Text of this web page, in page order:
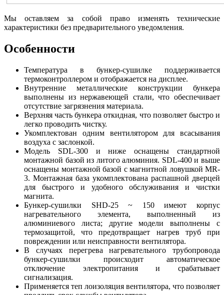
Мы оставляем за собой право изменять технические
характеристики без предварительного уведомления.
Особенности
Температура в бункер-сушилке поддерживается
термоконтроллером и отображается на дисплее.
Внутренние металлические конструкции бункера
выполнены из нержавеющей стали, что обеспечивает
отсутствие загрязнения материала.
Верхняя часть бункера откидная, что позволяет быстро и
легко проводить чистку.
Укомплектован одним вентилятором для всасывания
воздуха с заслонкой.
Модель SDL-300 и ниже оснащены стандартной
монтажной базой из литого алюминия. SDL-400 и выше
оснащены монтажной базой с магнитной ловушкой MR-
3. Монтажная база укомплектована распашной дверцей
для быстрого и удобного обслуживания и чистки
магнита.
Бункер-сушилки SHD-25 ~ 150 имеют корпус
нагревательного элемента, выполненный из
алюминиевого листа; другие модели выполнены с
термозащитой, что предотвращает нагрев труб при
повреждении или неисправности вентилятора.
В случаях перегрева нагревательного трубопровода
бункер-сушилки происходит автоматическое
отключение электропитания и срабатывает
сигнализация.
Применяется теп лоизоляция вентилятора, что позволяет